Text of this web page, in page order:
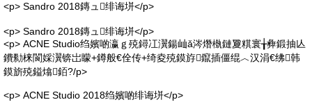
<p> Sandro 2018鏄ュ绯诲垪</p>
<p> Sandro 2018鏄ュ绯诲垪</p>
<p> ACNE Studio绉嬪啲瀛ｇ殑鐞冮瀷鍚屾ǎ涔熸槸鏈夐粸寰╁彜鍛抽亾
鐨勬梾閬婇瀷锛岀矇+鐏般€佺传+绮夌殑鏌斿鑹插僵绲︿汉涓€绋韩
鏌旂殑鎰熻銆?/p>
<p> ACNE Studio 2018绉嬪啲绯诲垪</p>